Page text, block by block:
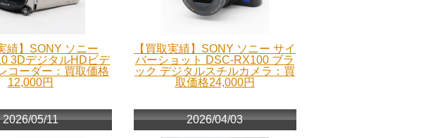
績】SONY ソニー
3DデジタルHDビデ
コーダー：買取価格
12,000円
【買取実績】SONY ソニー サイ
バーショット DSC-RX100 ブラ
ック デジタルスチルカメラ：買
取価格24,000円
2026/05/11 2026/04/03